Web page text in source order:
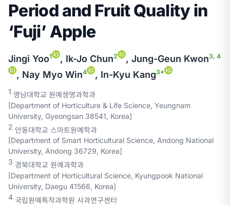
Period and Fruit Quality in
‘Fuji’ Apple
Jingi Yoo1 , Ik-Jo Chun2 , Jung-Geun Kwon3, 4
, Nay Myo Win4 , In-Kyu Kang3*
1 영남대학교 원예생명과학과
[Department of Horticulture & Life Science, Yeungnam
University, Gyeongsan 38541, Korea]
2 안동대학교 스마트원예학과
[Department of Smart Horticultural Science, Andong National
University, Andong 36729, Korea]
3 경북대학교 원예과학과
[Department of Horticultural Science, Kyungpook National
University, Daegu 41566, Korea]
4 국립원예특작과학원 사과연구센터